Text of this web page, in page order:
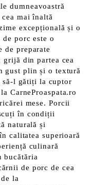
dumneavoastră
mai înaltă
excepțională și o
porc este o
de preparate
grijă din partea cea
gust plin și o textură
să-l gătiți la cuptor
CarneProaspata.ro
mese. Porcii
în condiții
naturală și
calitatea superioară
culinară
bucătăria
de porc de cea
la